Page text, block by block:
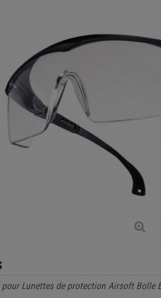
Lunettes de protection Airsoft Bolle